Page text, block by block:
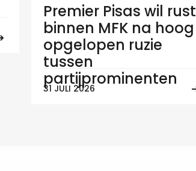
Premier Pisas wil rust
binnen MFK na hoog
opgelopen ruzie
tussen
partijprominenten
31 JULI 2026